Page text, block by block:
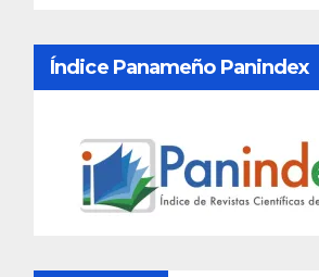
Índice Panameño Panindex